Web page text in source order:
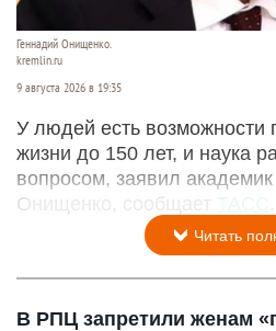
Геннадий Онищенко.
kremlin.ru
9 августа 2026 в 19:35
У людей есть возможности
жизни до 150 лет, и наука
вопросом, заявил
Онищенко, сообщает ТАСС
Читать
В РПЦ запретили женам